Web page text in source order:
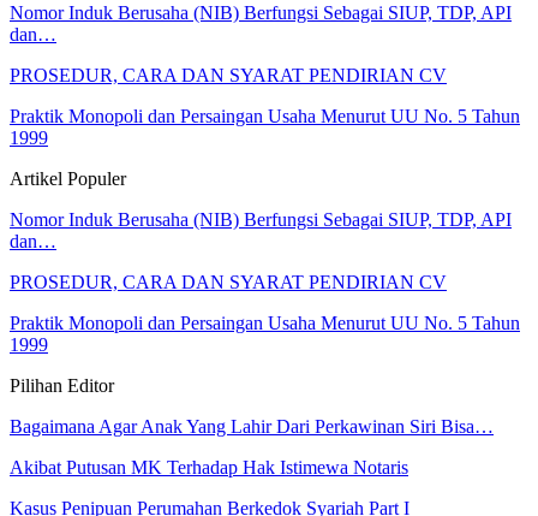
Nomor Induk Berusaha (NIB) Berfungsi Sebagai SIUP, TDP, API
dan…
PROSEDUR, CARA DAN SYARAT PENDIRIAN CV
Praktik Monopoli dan Persaingan Usaha Menurut UU No. 5 Tahun
1999
Artikel Populer
Nomor Induk Berusaha (NIB) Berfungsi Sebagai SIUP, TDP, API
dan…
PROSEDUR, CARA DAN SYARAT PENDIRIAN CV
Praktik Monopoli dan Persaingan Usaha Menurut UU No. 5 Tahun
1999
Pilihan Editor
Bagaimana Agar Anak Yang Lahir Dari Perkawinan Siri Bisa…
Akibat Putusan MK Terhadap Hak Istimewa Notaris
Kasus Penipuan Perumahan Berkedok Syariah Part I